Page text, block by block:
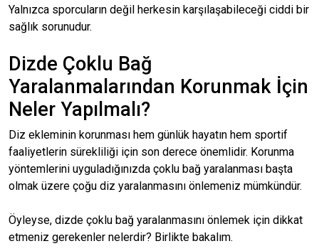
Yalnızca sporcuların değil herkesin karşılaşabileceği ciddi bir
sağlık sorunudur.
Dizde Çoklu Bağ
Yaralanmalarından Korunmak İçin
Neler Yapılmalı?
Diz ekleminin korunması hem günlük hayatın hem sportif
faaliyetlerin sürekliliği için son derece önemlidir. Korunma
yöntemlerini uyguladığınızda çoklu bağ yaralanması başta
olmak üzere çoğu diz yaralanmasını önlemeniz mümkündür.
Öyleyse, dizde çoklu bağ yaralanmasını önlemek için dikkat
etmeniz gerekenler nelerdir? Birlikte bakalım.